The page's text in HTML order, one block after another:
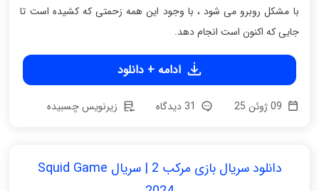
با مشکل روبرو می شود ، با وجود این همه زحمتی که کشیده است تا
جایی که اکنون است انجام دهد.
ادامه + دانلود
زیرنویس چسبیده
دانلود سریال بازی مرکب 2 | سریال Squid Game